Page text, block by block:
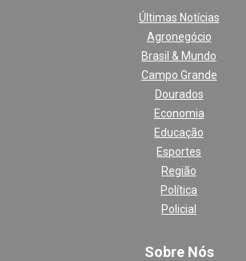
Últimas Notícias
Agronegócio
Brasil & Mundo
Campo Grande
Dourados
Economia
Educação
Esportes
Região
Política
Policial
Sobre Nós